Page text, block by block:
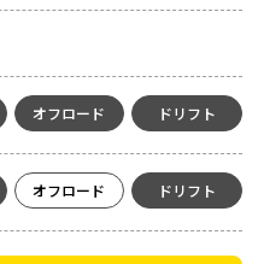
オフロード ドリフト
オフロード ドリフト